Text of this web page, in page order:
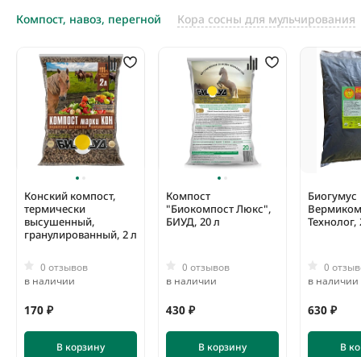
Компост, навоз, перегной Кора сосны для мульчирования
Конский компост,
термически
высушенный,
гранулированный, 2 л
0 отзывов
в наличии
170 ₽
В корзину
Компост
"Биокомпост Люкс",
БИУД, 20 л
0 отзывов
в наличии
430 ₽
В корзину
Биогумус
Технолог,
0
в наличии
630 ₽
В